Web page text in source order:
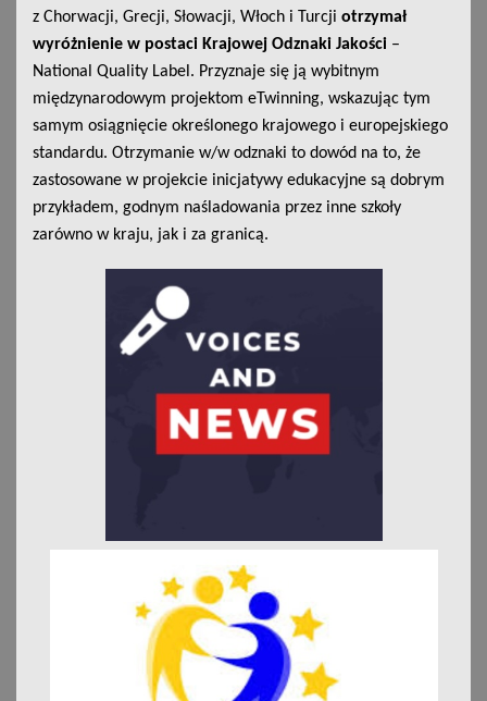
z Chorwacji, Grecji, Słowacji, Włoch i Turcji otrzymał
wyróżnienie w postaci Krajowej Odznaki Jakości –
National Quality Label. Przyznaje się ją wybitnym
międzynarodowym projektom eTwinning, wskazując tym
samym osiągnięcie określonego krajowego i europejskiego
standardu. Otrzymanie w/w odznaki to dowód na to, że
zastosowane w projekcie inicjatywy edukacyjne są dobrym
przykładem, godnym naśladowania przez inne szkoły
zarówno w kraju, jak i za granicą.